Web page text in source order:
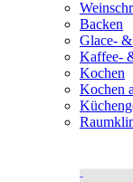
Backen
Glace-
Kaffee-
Kochen
Kochen